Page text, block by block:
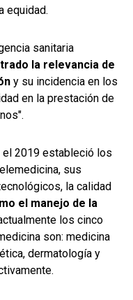
equidad.
sanitaria
la relevancia de
y su incidencia en los
en la prestación de
2019 estableció los
sus
la calidad
el manejo de la
los cinco
son: medicina
dermatología y